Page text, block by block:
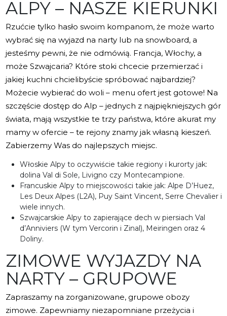
ALPY – NASZE KIERUNKI
Rzućcie tylko hasło swoim kompanom, że może warto
wybrać się na wyjazd na narty lub na snowboard, a
jesteśmy pewni, że nie odmówią. Francja, Włochy, a
może Szwajcaria? Które stoki chcecie przemierzać i
jakiej kuchni chcielibyście spróbować najbardziej?
Możecie wybierać do woli – menu ofert jest gotowe! Na
szczęście dostęp do Alp – jednych z najpiękniejszych gór
świata, mają wszystkie te trzy państwa, które akurat my
mamy w ofercie – te rejony znamy jak własną kieszeń.
Zabierzemy Was do najlepszych miejsc.
Włoskie Alpy to oczywiście takie regiony i kurorty jak:
dolina Val di Sole, Livigno czy Montecampione.
Francuskie Alpy to miejscowości takie jak: Alpe D’Huez,
Les Deux Alpes (L2A), Puy Saint Vincent, Serre Chevalier i
wiele innych.
Szwajcarskie Alpy to zapierające dech w piersiach Val
d’Anniviers (W tym Vercorin i Zinal), Meiringen oraz 4
Doliny.
ZIMOWE WYJAZDY NA
NARTY – GRUPOWE
Zapraszamy na zorganizowane, grupowe obozy
zimowe. Zapewniamy niezapomniane przeżycia i